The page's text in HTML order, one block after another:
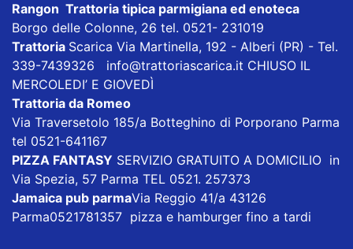
Rangon Trattoria tipica parmigiana ed enoteca
Borgo delle Colonne, 26 tel. 0521- 231019
Trattoria Scarica Via Martinella, 192 - Alberi (PR) - Tel.
339-7439326 info@trattoriascarica.it CHIUSO IL
MERCOLEDI’ E GIOVEDÌ
Trattoria da Romeo
Via Traversetolo 185/a Botteghino di Porporano Parma
tel 0521-641167
PIZZA FANTASY SERVIZIO GRATUITO A DOMICILIO in
Via Spezia, 57 Parma TEL 0521. 257373
Jamaica pub parmaVia Reggio 41/a 43126
Parma0521781357 pizza e hamburger fino a tardi